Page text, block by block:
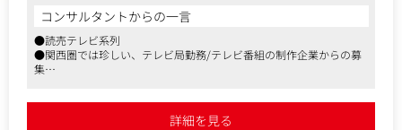
●報道編集
主に、ニュース・報道・ドキュメンタリー等のストーリー編
集作業を担当します。
●バラエティ編集
リー編集作業を担当します。
コンサルタントからの一言
●読売テレビ系列
●関西圏では珍しい、テレビ局勤務/テレビ番組の制作企業からの募
集
詳細を見る